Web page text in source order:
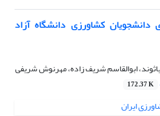
کشاورزی دانشگاه آزاد
ابوالقاسم شریف زاده، مهرنوش شریفی
172.37 K